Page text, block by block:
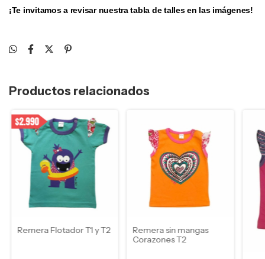
¡Te invitamos a revisar nuestra tabla de talles en las imágenes!
Productos relacionados
Remera Flotador T1 y T2
Remera sin mangas
Corazones T2